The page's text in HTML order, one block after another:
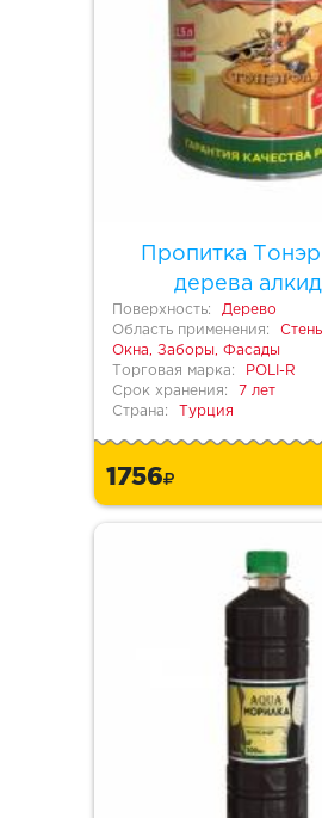
Пропитка
дерева
Поверхность:
Дерево
Область применения:
Окна, Заборы, Фасады
Торговая марка:
POLI-R
Срок хранения:
7 лет
Страна:
Турция
1756